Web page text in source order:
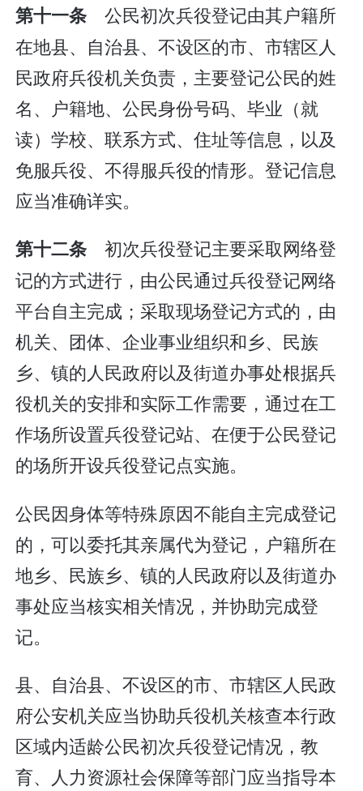
第十一条公民初次兵役登记由其户籍所
在地县、自治县、不设区的市、市辖区人
民政府兵役机关负责，主要登记公民的姓
名、户籍地、公民身份号码、毕业（就
读）学校、联系方式、住址等信息，以及
免服兵役、不得服兵役的情形。登记信息
应当准确详实。
第十二条初次兵役登记主要采取网络登
记的方式进行，由公民通过兵役登记网络
平台自主完成；采取现场登记方式的，由
机关、团体、企业事业组织和乡、民族
乡、镇的人民政府以及街道办事处根据兵
役机关的安排和实际工作需要，通过在工
作场所设置兵役登记站、在便于公民登记
的场所开设兵役登记点实施。
公民因身体等特殊原因不能自主完成登记
的，可以委托其亲属代为登记，户籍所在
地乡、民族乡、镇的人民政府以及街道办
事处应当核实相关情况，并协助完成登
记。
县、自治县、不设区的市、市辖区人民政
府公安机关应当协助兵役机关核查本行政
区域内适龄公民初次兵役登记情况，教
育、人力资源社会保障等部门应当指导本